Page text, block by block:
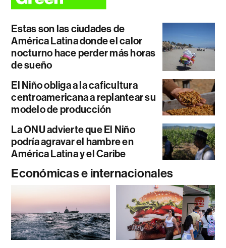
Estas son las ciudades de
América Latina donde el calor
nocturno hace perder más horas
de sueño
El Niño obliga a la caficultura
centroamericana a replantear su
modelo de producción
La ONU advierte que El Niño
podría agravar el hambre en
América Latina y el Caribe
Económicas e internacionales